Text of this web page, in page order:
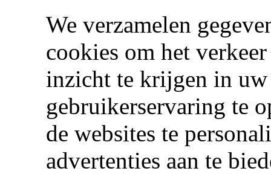
We verzamelen
cookies om het
inzicht te krijgen in uw
gebruikerservaring te
de websites te
advertenties aan te